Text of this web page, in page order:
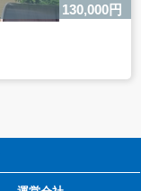
130,000円